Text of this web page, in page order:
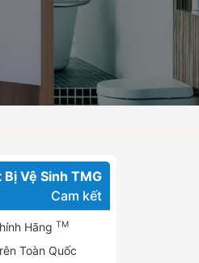
Vệ Sinh TMG
Cam kết
Hãng TM
Toàn Quốc